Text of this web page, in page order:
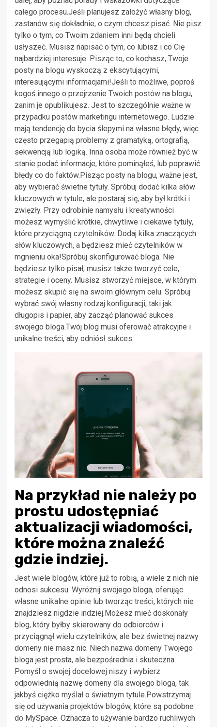
całego procesu.Jeśli planujesz założyć własny blog,
zastanów się dokładnie, o czym chcesz pisać. Nie pisz
tylko o tym, co Twoim zdaniem inni będą chcieli
usłyszeć. Musisz napisać o tym, co lubisz i co Cię
najbardziej interesuje. Pisząc to, co kochasz, Twoje
posty na blogu wyskoczą z ekscytującymi,
interesującymi informacjami!Jeśli to możliwe, poproś
kogoś innego o przejrzenie Twoich postów na blogu,
zanim je opublikujesz. Jest to szczególnie ważne w
przypadku postów marketingu internetowego. Ludzie
mają tendencję do bycia ślepymi na własne błędy, więc
często przegapią problemy z gramatyką, ortografią,
sekwencją lub logiką. Inna osoba może również być w
stanie podać informacje, które pominąłeś, lub poprawić
błędy co do faktów.Pisząc posty na blogu, ważne jest,
aby wybierać świetne tytuły. Spróbuj dodać kilka słów
kluczowych w tytule, ale postaraj się, aby był krótki i
zwięzły. Przy odrobinie namysłu i kreatywności
możesz wymyślić krótkie, chwytliwe i ciekawe tytuły,
które przyciągną czytelników. Dodaj kilka znaczących
słów kluczowych, a będziesz mieć czytelników w
mgnieniu oka!Spróbuj skonfigurować bloga. Nie
będziesz tylko pisał, musisz także tworzyć cele,
strategie i oceny. Musisz stworzyć miejsce, w którym
możesz skupić się na swoim głównym celu. Spróbuj
wybrać swój własny rodzaj konfiguracji, taki jak
długopis i papier, aby zacząć planować sukces
swojego bloga.Twój blog musi oferować atrakcyjne i
unikalne treści, aby odniósł sukces.
Na przykład nie należy po
prostu udostępniać
aktualizacji wiadomości,
które można znaleźć
gdzie indziej.
Jest wiele blogów, które już to robią, a wiele z nich nie
odnosi sukcesu. Wyróżnij swojego bloga, oferując
własne unikalne opinie lub tworząc treści, których nie
znajdziesz nigdzie indziej.Możesz mieć doskonały
blog, który byłby skierowany do odbiorców i
przyciągnął wielu czytelników, ale bez świetnej nazwy
domeny nie masz nic. Niech nazwa domeny Twojego
bloga jest prosta, ale bezpośrednia i skuteczna.
Pomyśl o swojej docelowej niszy i wybierz
odpowiednią nazwę domeny dla swojego bloga, tak
jakbyś ciężko myślał o świetnym tytule.Powstrzymaj
się od używania projektów blogów, które są podobne
do MySpace. Oznacza to używanie bardzo ruchliwych